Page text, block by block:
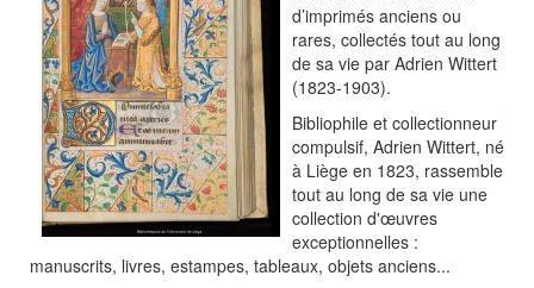
d’imprimés anciens ou
rares, collectés tout au long
de sa vie par Adrien Wittert
(1823-1903).
Bibliophile et collectionneur
compulsif, Adrien Wittert, né
à Liège en 1823, rassemble
tout au long de sa vie une
collection d'œuvres
exceptionnelles :
manuscrits, livres, estampes, tableaux, objets anciens...